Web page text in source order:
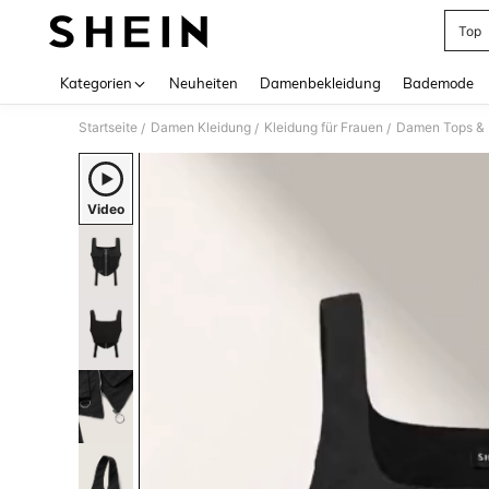
Top
Kategorien Neuheiten Damenbekleidung Bademode
Startseite / Damen Kleidung / Kleidung für Frauen / Damen Tops
Video